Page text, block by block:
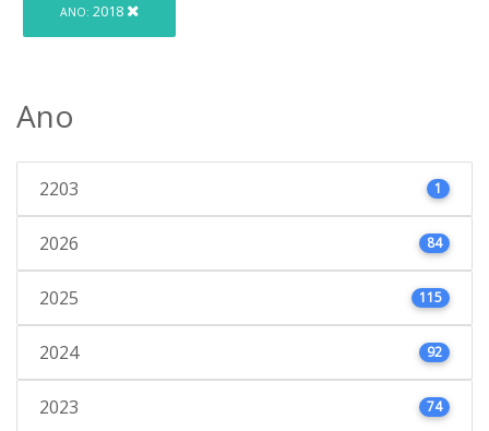
ANO: 2018
Ano
2203 1
2026 84
2025 115
2024 92
2023 74